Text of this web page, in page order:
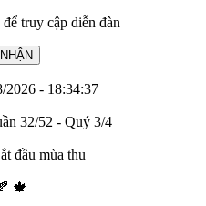
để truy cập diễn đàn
2026 - 18:34:37
32/52 - Quý 3/4
đầu mùa thu
🍁